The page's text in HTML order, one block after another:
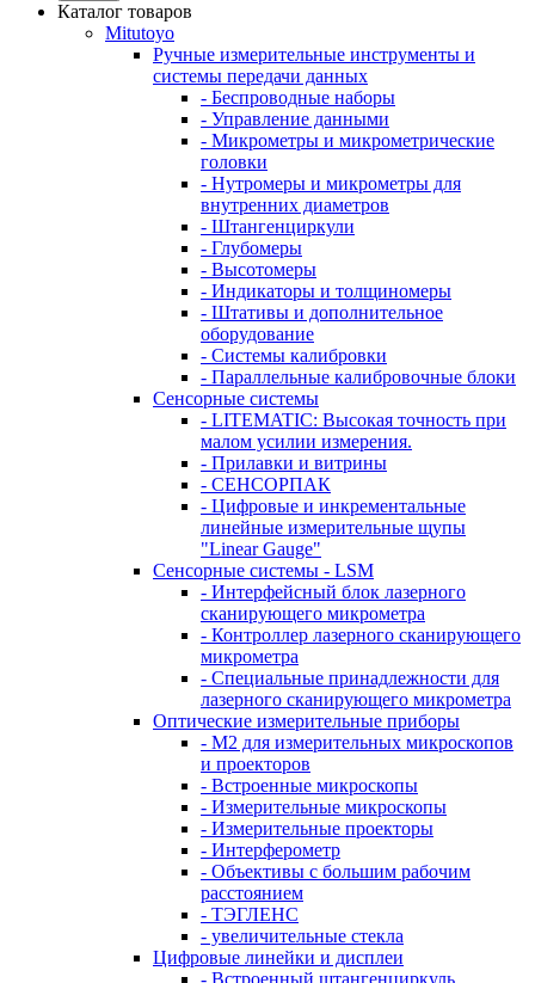
Каталог товаров
Mitutoyo
Ручные измерительные инструменты и
системы передачи данных
- Беспроводные наборы
- Управление данными
- Микрометры и микрометрические
головки
- Нутромеры и микрометры для
внутренних диаметров
- Штангенциркули
- Глубомеры
- Высотомеры
- Индикаторы и толщиномеры
- Штативы и дополнительное
оборудование
- Системы калибровки
- Параллельные калибровочные блоки
Сенсорные системы
- LITEMATIC: Высокая точность при
малом усилии измерения.
- Прилавки и витрины
- СЕНСОРПАК
- Цифровые и инкрементальные
линейные измерительные щупы
"Linear Gauge"
Сенсорные системы - LSM
- Интерфейсный блок лазерного
сканирующего микрометра
- Контроллер лазерного сканирующего
микрометра
- Специальные принадлежности для
лазерного сканирующего микрометра
Оптические измерительные приборы
- M2 для измерительных микроскопов
и проекторов
- Встроенные микроскопы
- Измерительные микроскопы
- Измерительные проекторы
- Интерферометр
- Объективы с большим рабочим
расстоянием
- ТЭГЛЕНС
- увеличительные стекла
Цифровые линейки и дисплеи
- Встроенный штангенциркуль